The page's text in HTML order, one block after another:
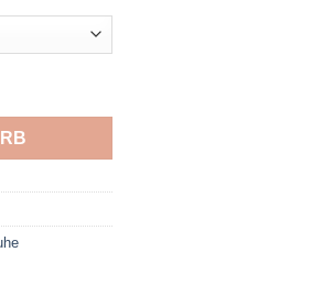
Nevos TRUE RED/BLACK/WHITE Menge